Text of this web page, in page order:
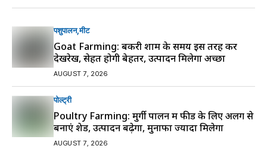
पशुपालन मीट
Goat Farming: बकरी शाम के समय इस तरह करें
देखरेख, सेहत होगी बेहतर, उत्पादन मिलेगा अच्छा
AUGUST 7, 2026
पोल्ट्री
Poultry Farming: मुर्गी पालन में फीड के लिए अलग से
बनाएं शेड, उत्पादन बढ़ेगा, मुनाफा ज्यादा मिलेगा
AUGUST 7, 2026